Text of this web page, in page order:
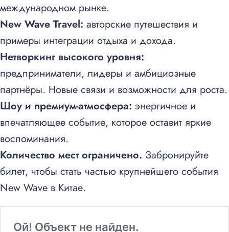
международном рынке.
New Wave Travel: авторские путешествия и
примеры интеграции отдыха и дохода.
Нетворкинг высокого уровня:
предприниматели, лидеры и амбициозные
партнёры. Новые связи и возможности для роста.
Шоу и премиум-атмосфера: энергичное и
впечатляющее событие, которое оставит яркие
воспоминания.
Количество мест ограничено. Забронируйте
билет, чтобы стать частью крупнейшего события
New Wave в Китае.